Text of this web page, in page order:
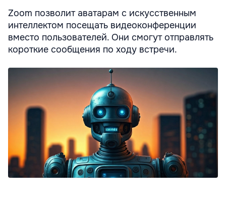
Zoom позволит аватарам с искусственным
интеллектом посещать видеоконференции
вместо пользователей. Они смогут отправлять
короткие сообщения по ходу встречи.